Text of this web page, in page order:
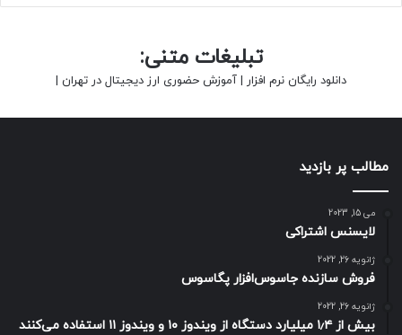
تبلیغات متنی:
دانلود رایگان نرم افزار | آموزش حضوری ارز دیجیتال در تهران |
مطالب پر بازدید
می 15, 2023
لایسنس اشتراکی
ژانویه 26, 2022
فروش سازنده جاسوس‌افزار پگاسوس
ژانویه 26, 2022
بیش از ۱٫۴ میلیارد دستگاه از ویندوز ۱۰ و ویندوز ۱۱ استفاده می‌کنند